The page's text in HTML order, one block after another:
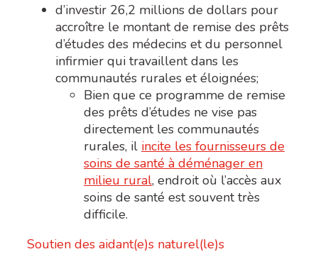
d’investir 26,2 millions de dollars pour
accroître le montant de remise des prêts
d’études des médecins et du personnel
infirmier qui travaillent dans les
communautés rurales et éloignées;
Bien que ce programme de remise
des prêts d’études ne vise pas
directement les communautés
rurales, il incite les fournisseurs de
soins de santé à déménager en
milieu rural, endroit où l’accès aux
soins de santé est souvent très
difficile.
Soutien des aidant(e)s naturel(le)s